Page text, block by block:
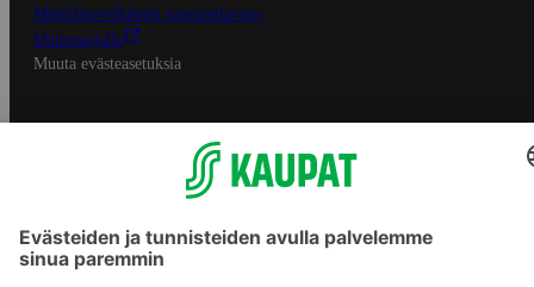
Mobiilisovelluksen saavutettavuus
Mainostajalle
Muuta evästeasetuksia
S-ryhmän palvelut
Asiakasomistajuus
Yhteishyvä Ruoka -sovellus